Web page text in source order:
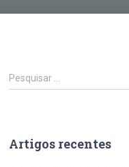
P
e
i
Pesquisar …
Artigos recentes